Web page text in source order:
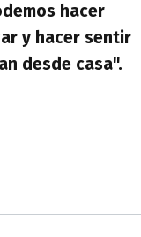
hacer
y hacer sentir
desde casa".